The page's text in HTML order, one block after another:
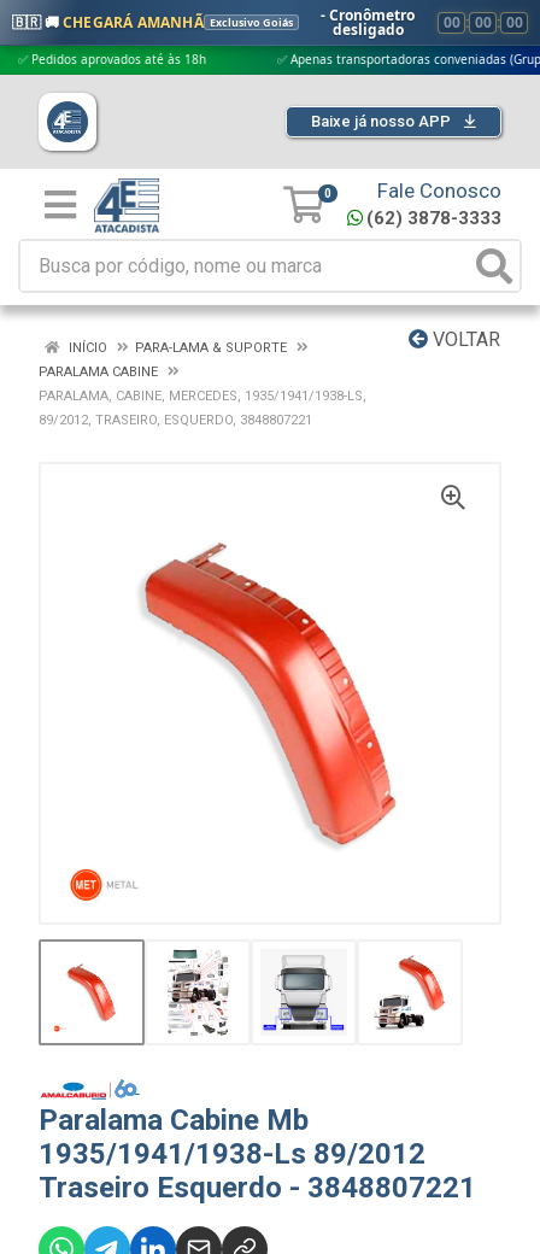
🇧🇷 🚚CHEGARÁ AMANHÃ Exclusivo Goiás - Cronômetro
desligado 00 : 00 : 00
aprovados até às 18h ✅ Apenas transportadoras conveniadas (Grupo G5)
Baixe já nosso APP
0 Fale Conosco
(62) 3878-3333
VOLTAR
INÍCIO
PARA-LAMA & SUPORTE
PARALAMA CABINE
PARALAMA, CABINE, MERCEDES, 1935/1941/1938-LS,
89/2012, TRASEIRO, ESQUERDO, 3848807221
Paralama Cabine Mb
1935/1941/1938-Ls 89/2012
Traseiro Esquerdo - 3848807221